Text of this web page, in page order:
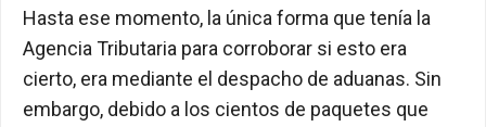
Hasta ese momento, la única forma que tenía la
Agencia Tributaria para corroborar si esto era
cierto, era mediante el despacho de aduanas. Sin
embargo, debido a los cientos de paquetes que